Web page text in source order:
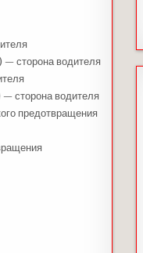
— сторона водителя
— сторона водителя
предотвращения